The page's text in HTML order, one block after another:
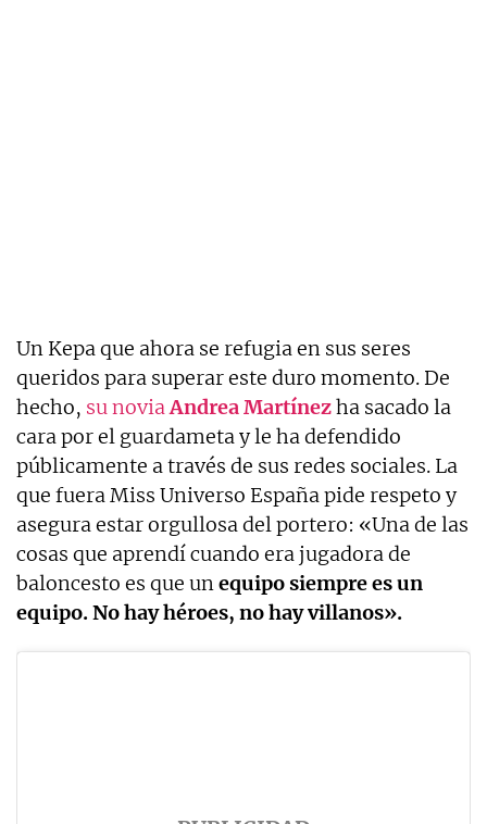
Un Kepa que ahora se refugia en sus seres
queridos para superar este duro momento. De
hecho, su noviaAndrea Martínezha sacado la
cara por el guardameta y le ha defendido
públicamente a través de sus redes sociales. La
que fuera Miss Universo España pide respeto y
asegura estar orgullosa del portero: «Una de las
cosas que aprendí cuando era jugadora de
baloncesto es que unequipo siempre es un
equipo. No hay héroes, no hay villanos».